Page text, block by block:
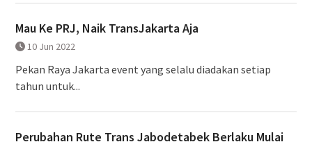
Mau Ke PRJ, Naik TransJakarta Aja
10 Jun 2022
Pekan Raya Jakarta event yang selalu diadakan setiap
tahun untuk...
Perubahan Rute Trans Jabodetabek Berlaku Mulai